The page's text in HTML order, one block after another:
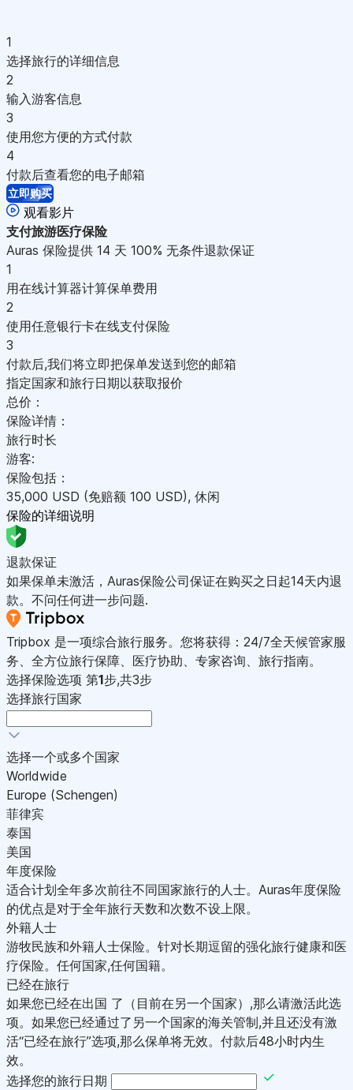
1
选择旅行的详细信息
2
输入游客信息
3
使用您方便的方式付款
4
付款后查看您的电子邮箱
立即购买
观看影片
支付旅游医疗保险
Auras 保险提供 14 天 100% 无条件退款保证
1
用在线计算器计算保单费用
2
使用任意银行卡在线支付保险
3
付款后,我们将立即把保单发送到您的邮箱
指定国家和旅行日期以获取报价
总价：
保险详情：
旅行时长
游客:
保险包括：
35,000 USD (免赔额 100 USD), 休闲
保险的详细说明
退款保证
如果保单未激活，Auras保险公司保证在购买之日起14天内退
款。不问任何进一步问题.
Tripbox 是一项综合旅行服务。您将获得：24/7全天候管家服
务、全方位旅行保障、医疗协助、专家咨询、旅行指南。
选择保险选项 第1步,共3步
选择旅行国家
选择一个或多个国家
Worldwide
Europe (Schengen)
菲律宾
泰国
美国
年度保险
适合计划全年多次前往不同国家旅行的人士。Auras年度保险
的优点是对于全年旅行天数和次数不设上限。
外籍人士
游牧民族和外籍人士保险。针对长期逗留的强化旅行健康和医
疗保险。任何国家,任何国籍。
已经在旅行
如果您已经在出国 了（目前在另一个国家）,那么请激活此选
项。如果您已经通过了另一个国家的海关管制,并且还没有激
活“已经在旅行”选项,那么保单将无效。付款后48小时内生
效。
选择您的旅行日期